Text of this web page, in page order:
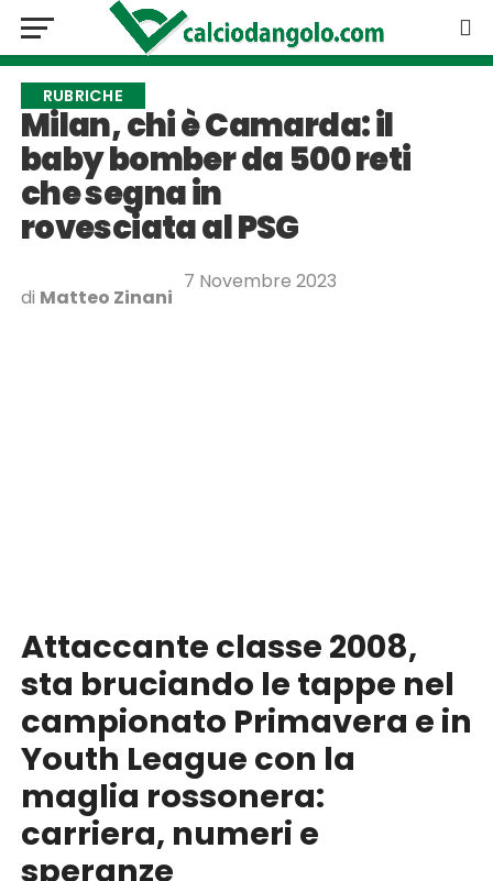
RUBRICHE
Milan, chi è Camarda: il
baby bomber da 500 reti
che segna in
rovesciata al PSG
di Matteo Zinani
7 Novembre 2023
Attaccante classe 2008,
sta bruciando le tappe nel
campionato Primavera e in
Youth League con la
maglia rossonera:
carriera, numeri e
speranze